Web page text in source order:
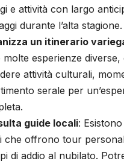
e attività con largo
durante l’alta stagione.
un itinerario
esperienze diverse,
attività culturali,
serale per
guide locali:
che offrono tour
di addio al nubilato.